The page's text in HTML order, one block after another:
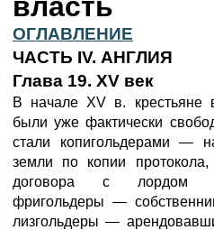
ОГЛАВЛЕНИЕ
ЧАСТЬ IV. АНГЛИЯ
Глава 19. XV век
В начале XV в. крестьяне
были уже фактически
стали копигольдерами —
земли по копии
договора с лордом
фригольдеры —
лизгольдеры —